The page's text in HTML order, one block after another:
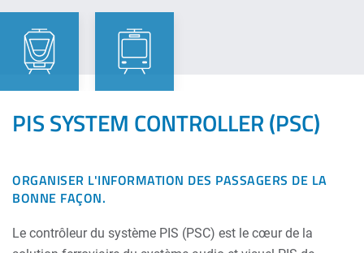
PIS SYSTEM CONTROLLER (PSC)
ORGANISER L'INFORMATION DES PASSAGERS DE LA
BONNE FAÇON.
Le contrôleur du système PIS (PSC) est le cœur de la